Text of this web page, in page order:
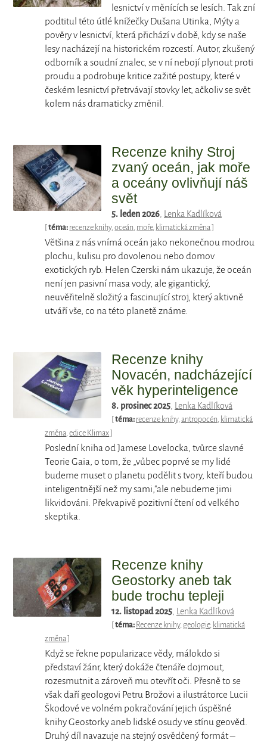
lesnictví v měnících se lesích. Tak zní
podtitul této útlé knížečky Dušana Utinka, Mýty a
pověry v lesnictví, která přichází v době, kdy se naše
lesy nacházejí na historickém rozcestí. Autor, zkušený
odborník a soudní znalec, se v ní nebojí plynout proti
proudu a podrobuje kritice zažité postupy, které v
českém lesnictví přetrvávají stovky let, ačkoliv se svět
kolem nás dramaticky změnil.
Recenze knihy Stroj
zvaný oceán, jak moře
a oceány ovlivňují náš
svět
5. leden 2026 Lenka Kadlíková
[téma: recenze knihy,oceán, moře, klimatická změna]
Většina z nás vnímá oceán jako nekonečnou modrou
plochu, kulisu pro dovolenou nebo domov
exotických ryb. Helen Czerski nám ukazuje, že oceán
není jen pasivní masa vody, ale gigantický,
neuvěřitelně složitý a fascinující stroj, který aktivně
utváří vše, co na této planetě známe.
Recenze knihy
Novacén, nadcházející
věk hyperinteligence
8. prosinec 2025 Lenka Kadlíková
[téma: recenze knihy,antropocén, klimatická
změna,edice Klimax]
Poslední kniha od Jamese Lovelocka, tvůrce slavné
Teorie Gaia, o tom, že „vůbec poprvé se my lidé
budeme muset o planetu podělit s tvory, kteří budou
inteligentnější než my sami,"ale nebudeme jimi
likvidováni. Překvapivě pozitivní čtení od velkého
skeptika.
Recenze knihy
Geostorky aneb tak
bude trochu tepleji
12. listopad 2025 Lenka Kadlíková
[téma: Recenze knihy, geologie, klimatická
změna]
Když se řekne popularizace vědy, málokdo si
představí žánr, který dokáže čtenáře dojmout,
rozesmutnit a zároveň mu otevřít oči. Přesně to se
však daří geologovi Petru Brožovi a ilustrátorce Lucii
Škodové ve volném pokračování jejich úspěšné
knihy Geostorky aneb lidské osudy ve stínu geověd.
Druhý díl navazuje na stejný osvědčený formát –